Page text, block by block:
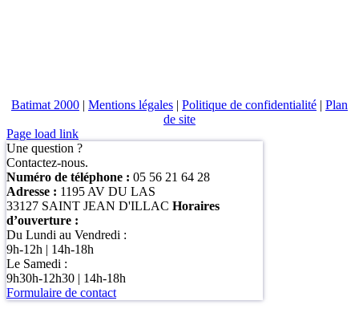
Batimat 2000 | Mentions légales | Politique de confidentialité | Plan
de site
Page load link
Une question ?
Contactez-nous.
Numéro de téléphone : 05 56 21 64 28
Adresse : 1195 AV DU LAS
33127 SAINT JEAN D'ILLAC Horaires
d’ouverture :
Du Lundi au Vendredi :
9h-12h | 14h-18h
Le Samedi :
9h30h-12h30 | 14h-18h
Formulaire de contact